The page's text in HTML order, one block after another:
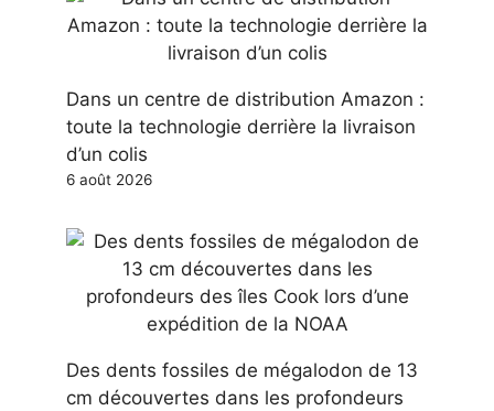
Dans un centre de distribution Amazon :
toute la technologie derrière la livraison
d’un colis
6 août 2026
Des dents fossiles de mégalodon de 13
cm découvertes dans les profondeurs